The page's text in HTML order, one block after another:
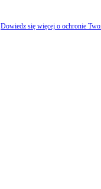
Dowiedz się więcej o ochronie